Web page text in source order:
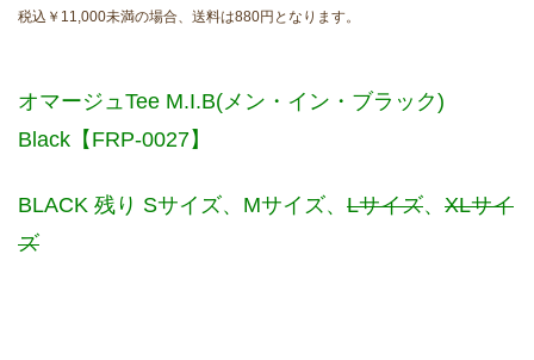
税込￥11,000未満の場合、送料は880円となります。
オマージュTee M.I.B(メン・イン・ブラック)
Black【FRP-0027】
BLACK 残り Sサイズ、Mサイズ、 Lサイズ、 XLサイ
ズ